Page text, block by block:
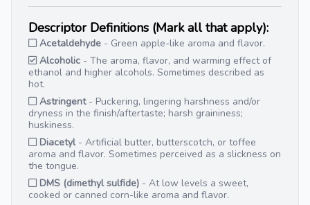
Descriptor Definitions (Mark all that apply):
Acetaldehyde - Green apple-like aroma and flavor.
Alcoholic - The aroma, flavor, and warming effect of
ethanol and higher alcohols. Sometimes described as
hot.
Astringent- Puckering, lingering harshness and/or
dryness in the finish/aftertaste; harsh graininess;
huskiness.
Diacetyl- Artificial butter, butterscotch, or toffee
aroma and flavor. Sometimes perceived as a slickness on
the tongue.
DMS (dimethyl sulfide) - At low levels a sweet,
cooked or canned corn-like aroma and flavor.